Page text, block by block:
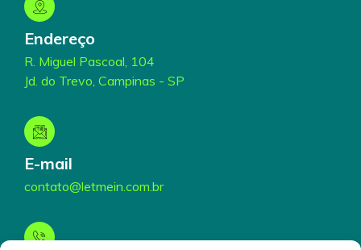
Endereço
R. Miguel Pascoal, 104
Jd. do Trevo, Campinas - SP
E-mail
contato@letmein.com.br